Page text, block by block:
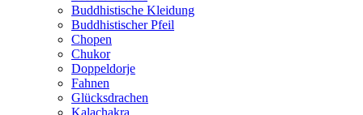
Buddhistische Kleidung
Buddhistischer Pfeil
Chopen
Chukor
Doppeldorje
Fahnen
Glücksdrachen
Kalachakra